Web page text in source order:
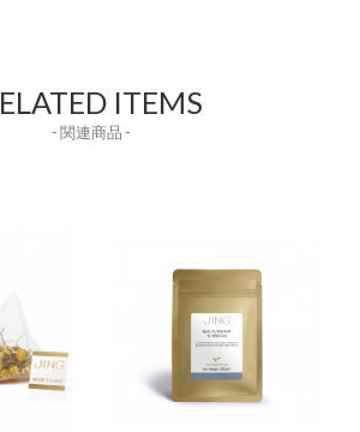
ITEMS
- 関連商品 -